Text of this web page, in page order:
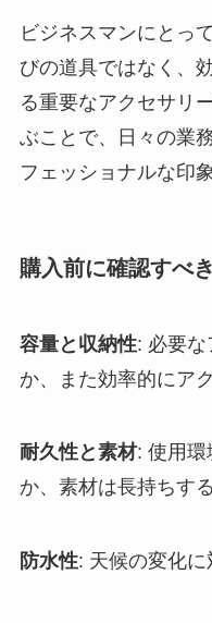
ビジネスマンにとっ
びの道具ではなく、
る重要なアクセサリ
ぶことで、日々の業
フェッショナルな印
購入前に確認すべ
容量と収納性: 必要な
か、また効率的にア
耐久性と素材: 使用環
か、素材は長持ちする
防水性: 天候の変化に